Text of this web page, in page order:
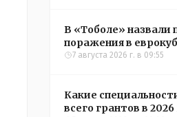
В «Тоболе» назвали
поражения в
7 августа 2026 г. в 09:55
Какие
всего грантов в 2026